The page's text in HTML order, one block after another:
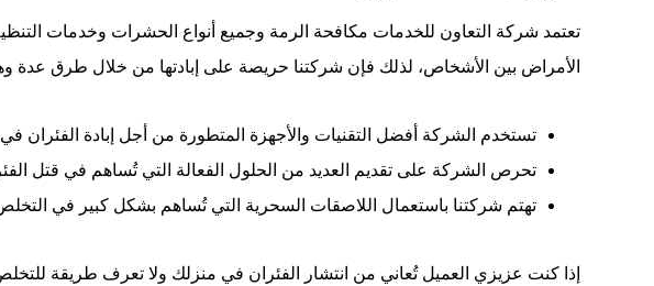
تعتمد شركة التعاون للخدمات مكافحة الرمة وجميع أنواع الحشرات وخدمات
الأمراض بين الأشخاص، لذلك فإن شركتنا حريصة على إبادتها من خلال طرق عدة
تستخدم الشركة أفضل التقنيات والأجهزة المتطورة من أجل إبادة
تحرص الشركة على تقديم العديد من الحلول الفعالة التي تُساهم في قتل
تهتم شركتنا باستعمال اللاصقات السحرية التي تُساهم بشكل كبير في
إذا كنت عزيزي العميل تُعاني من انتشار الفئران في منزلك ولا تعرف